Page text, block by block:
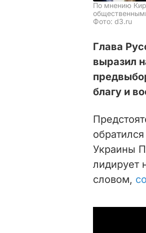
По мнению
Фото: d3.ru
Глава
выразил
благу и
Украины
лидирует
словом,